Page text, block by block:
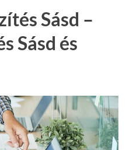
Sásd –
Sásd és